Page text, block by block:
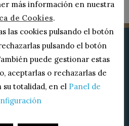
más información en nuestra
de Cookies.
las cookies pulsando el botón
pulsando el botón
puede gestionar estas
aceptarlas o rechazarlas de
totalidad, en el Panel de